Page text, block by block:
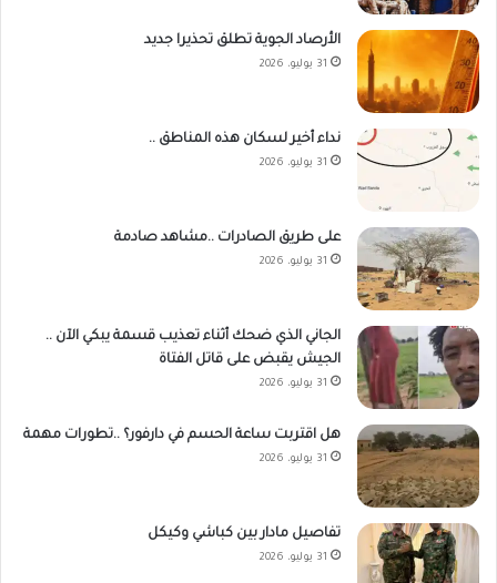
الأرصاد الجوية تطلق تحذيرا جديد
31 يوليو، 2026
نداء أخير لسكان هذه المناطق ..
31 يوليو، 2026
على طريق الصادرات ..مشاهد صادمة
31 يوليو، 2026
الجاني الذي ضحك أثناء تعذيب قسمة يبكي الآن ..
الجيش يقبض على قاتل الفتاة
31 يوليو، 2026
هل اقتربت ساعة الحسم في دارفور؟ ..تطورات مهمة
31 يوليو، 2026
تفاصيل مادار بين كباشي وكيكل
31 يوليو، 2026